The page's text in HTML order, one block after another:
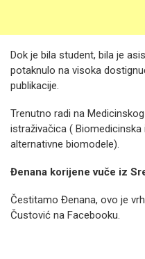
Dok je bila student, bila je
potaknulo na visoka
publikacije.
Trenutno radi na
istraživačica (
alternativne biomodele).
Đenana korijene vuče iz
Čestitamo Đenana, ovo je
Čustović na Facebooku.